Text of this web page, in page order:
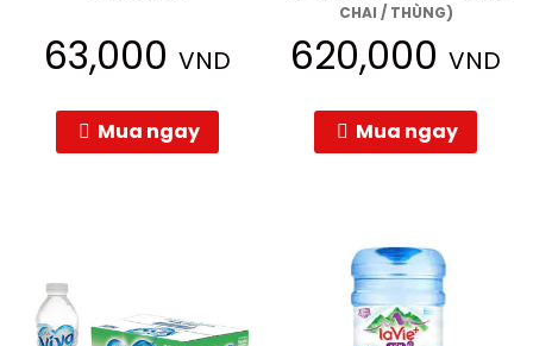
63,000 VND
Mua ngay
CHAI / THÙNG)
620,000VND
Mua ngay